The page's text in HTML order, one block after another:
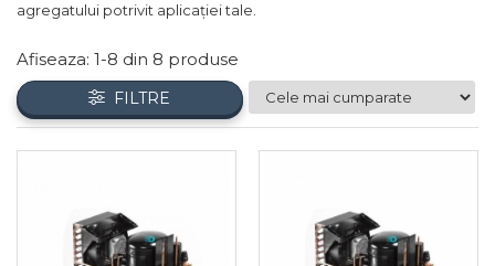
agregatului potrivit aplicației tale.
Afiseaza: 1-8 din 8 produse
FILTRE